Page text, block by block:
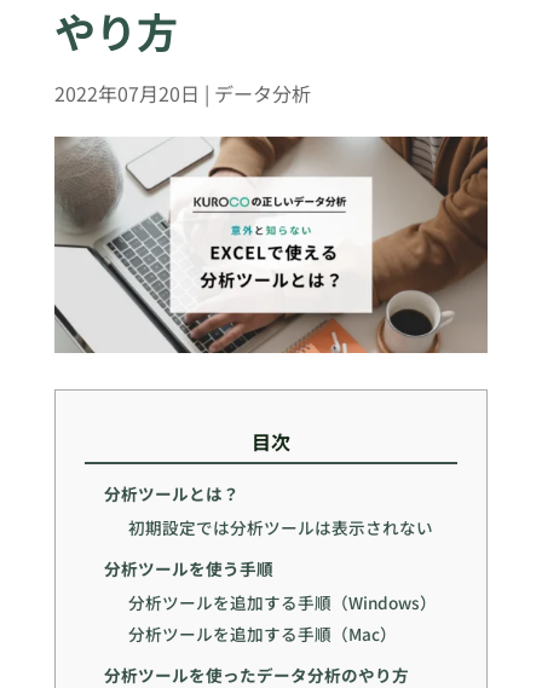
やり方
2022年07月20日 | データ分析
目次
分析ツールとは？
初期設定では分析ツールは表示されない
分析ツールを使う手順
分析ツールを追加する手順（Windows）
分析ツールを追加する手順（Mac）
分析ツールを使ったデータ分析のやり方